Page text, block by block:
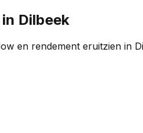
Dilbeek
en rendement eruitzien in